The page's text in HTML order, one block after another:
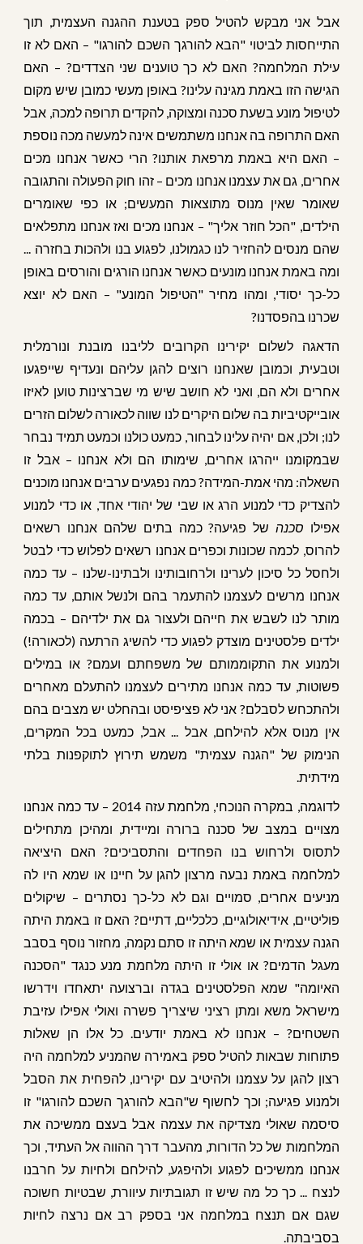
אבל אני מבקש להטיל ספק בטענת ההגנה העצמית, תוך
התייחסות לביטוי "הבא להורגך השכם להורגו" – האם לא זו
עילת המלחמה? האם לא כך טוענים שני הצדדים? – האם
הגישה הזו באמת מגינה עלינו? באופן מעשי כמובן שיש מקום
לטיפול מונע בשעת סכנה ומצוקה, להקדים תרופה למכה, אבל
האם התרופה בה אנחנו משתמשים אינה למעשה מכה נוספת
– האם היא באמת מרפאת אותנו? הרי כאשר אנחנו מכים
אחרים, גם את עצמנו אנחנו מכים – זהו חוק הפעולה והתגובה
שאומר שאין מנוס מתוצאות המעשים; או כפי שאומרים
הילדים, "הכל חוזר אליך" – אנחנו מכים ואז אנחנו מתפלאים
שהם מנסים להחזיר לנו כגמולנו, לפגוע בנו ולהכות בחזרה ...
ומה באמת אנחנו מונעים כאשר אנחנו הורגים והורסים באופן
כל-כך יסודי, ומהו מחיר "הטיפול המונע" – האם לא יוצא
שכרנו בהפסדנו?
הדאגה לשלום יקירינו הקרובים לליבנו מובנת ונורמלית
וטבעית, וכמובן שאנחנו רוצים להגן עליהם ונעדיף שייפגעו
אחרים ולא הם, ואני לא חושב שיש מי שברצינות טוען לאיזו
אובייקטיביות בה שלום היקרים לנו שווה לכאורה לשלום הזרים
לנו; ולכן, אם יהיה עלינו לבחור, כמעט כולנו וכמעט תמיד נבחר
שבמקומנו ייהרגו אחרים, שימותו הם ולא אנחנו – אבל זו
השאלה: מהי אמת-המידה? כמה נפגעים ערבים אנחנו מוכנים
להצדיק כדי למנוע הרג או שבי של יהודי אחד, או כדי למנוע
אפילו סכנה של פגיעה? כמה בתים שלהם אנחנו רשאים
להרוס, לכמה שכונות וכפרים אנחנו רשאים לפלוש כדי לבטל
ולחסל כל סיכון לערינו ולרחובותינו ולבתינו-שלנו – עד כמה
אנחנו מרשים לעצמנו להתעמר בהם ולנשל אותם, עד כמה
מותר לנו לשבש את חייהם ולעצור גם את ילדיהם – בכמה
ילדים פלסטינים מוצדק לפגוע כדי להשיג הרתעה (לכאורה!)
ולמנוע את התקוממותם של משפחתם ועמם? או במילים
פשוטות, עד כמה אנחנו מתירים לעצמנו להתעלם מאחרים
ולהתכחש לסבלם? אני לא פציפיסט ובהחלט יש מצבים בהם
אין מנוס אלא להילחם, אבל ... אבל, כמעט בכל המקרים,
הנימוק של "הגנה עצמית" משמש תירוץ לתוקפנות בלתי
מידתית.
לדוגמה, במקרה הנוכחי, מלחמת עזה 2014 – עד כמה אנחנו
מצויים במצב של סכנה ברורה ומיידית, ומהיכן מתחילים
לתסוס ולרחוש בנו הפחדים והתסביכים? האם היציאה
למלחמה באמת נבעה מרצון להגן על חיינו או שמא היו לה
מניעים אחרים, סמויים וגם לא כל-כך נסתרים – שיקולים
פוליטיים, אידיאולוגיים, כלכליים, דתיים? האם זו באמת היתה
הגנה עצמית או שמא היתה זו סתם נקמה, מחזור נוסף בסבב
מעגל הדמים? או אולי זו היתה מלחמת מנע כנגד "הסכנה
האיומה" שמא הפלסטינים בגדה וברצועה יתאחדו וידרשו
מישראל משא ומתן רציני שיצריך פשרה ואולי אפילו עזיבת
השטחים? – אנחנו לא באמת יודעים. כל אלו הן שאלות
פתוחות שבאות להטיל ספק באמירה שהמניע למלחמה היה
רצון להגן על עצמנו ולהיטיב עם יקירינו, להפחית את הסבל
ולמנוע פגיעה; וכך לחשוף ש"הבא להורגך השכם להורגו" זו
סיסמה שאולי מצדיקה את עצמה אבל בעצם ממשיכה את
המלחמות של כל הדורות, מהעבר דרך ההווה אל העתיד, וכך
אנחנו ממשיכים לפגוע ולהיפגע, להילחם ולחיות על חרבנו
לנצח ... כך כל מה שיש זו תגובתיות עיוורת, שבטיות חשוכה
שגם אם תנצח במלחמה אני בספק רב אם נרצה לחיות
בסביבתה.